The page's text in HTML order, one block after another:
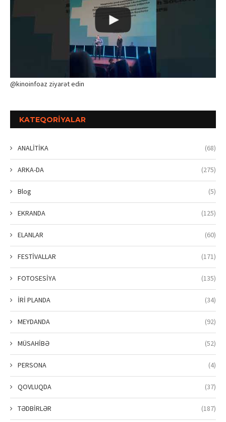
@kinoinfoaz ziyarət edin
KATEQORIYALAR
ANALİTİKA (68)
ARKA-DA (275)
Blog (5)
EKRANDA (125)
ELANLAR (60)
FESTİVALLAR (171)
FOTOSESİYA (135)
İRİ PLANDA (34)
MEYDANDA (92)
MÜSAHİBƏ (52)
PERSONA (4)
QOVLUQDA (37)
TƏDBİRLƏR (187)